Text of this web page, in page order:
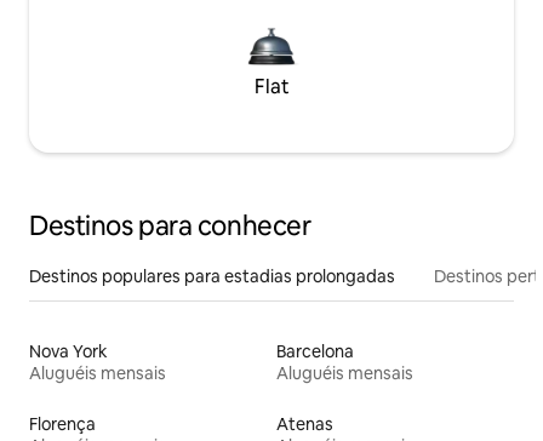
Flat
Destinos para conhecer
Destinos populares para estadias prolongadas Destinos
Nova York
Aluguéis mensais
Barcelona
Aluguéis mensais
Florença
Atenas